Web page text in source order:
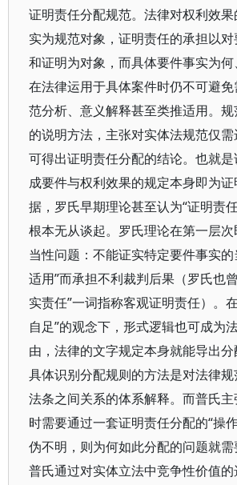
证明责任分配规范。法律对权利效
实为规范对象，证明责任的承担以
和证明为对象，而具体要件事实为何
在法律运用于具体案件时仍不可避
范分析、意义解释甚至类推适用。
的说明方法，主张对实体法规范仅
可得出证明责任分配的结论。也就
成要件与权利效果的规定本身即为
据，罗氏早期理论甚至认为“证明责
根本无从谈起。罗氏理论在第一层
当性问题：不能证实特定要件事实
适用”而承担不利裁判后果（罗氏也
实责任”一词指称客观证明责任）。
自足”的观念下，形式逻辑也可成为
由，法律的文字规定本身就能导出分
具体识别分配规则的方法是对法律
法条之间关系的体系解释。而普氏
时需要通过一套证明责任分配的“操
伪不明，则为何如此分配的问题就需
普氏通过对实体立法中竞争性价值